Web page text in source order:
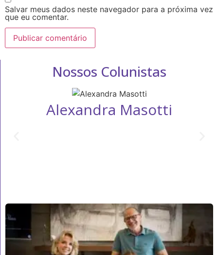
Salvar meus dados neste navegador para a próxima vez
que eu comentar.
Nossos Colunistas
Alexandra Masotti